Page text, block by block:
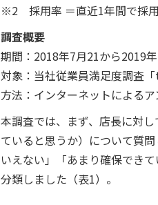
※2 採用率 ＝直近1年間で採
調査概要
期間：2018年7月21から2019
対象：当社従業員満足度調査
方法：インターネットによる
本調査では、まず、店長に対
ていると思うか）について質
いえない」「あまり確保でき
分類しました（表1）。